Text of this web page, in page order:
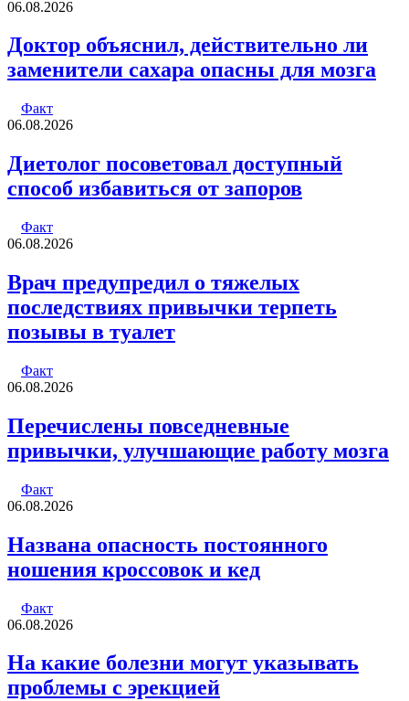
06.08.2026
Доктор объяснил, действительно ли
заменители сахара опасны для мозга
Факт
06.08.2026
Диетолог посоветовал доступный
способ избавиться от запоров
Факт
06.08.2026
Врач предупредил о тяжелых
последствиях привычки терпеть
позывы в туалет
Факт
06.08.2026
Перечислены повседневные
привычки, улучшающие работу мозга
Факт
06.08.2026
Названа опасность постоянного
ношения кроссовок и кед
Факт
06.08.2026
На какие болезни могут указывать
проблемы с эрекцией